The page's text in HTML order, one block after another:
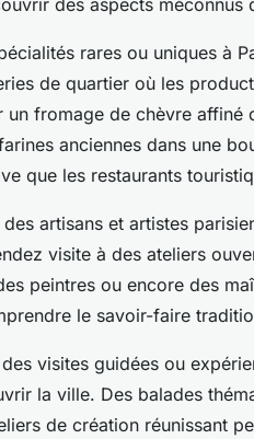
des aspects méconnus
rares ou uniques à
de quartier où les
un fromage de chèvre affiné
anciennes dans une
que les restaurants
artisans et artistes
visite à des ateliers
peintres ou encore des
le savoir-faire
visites guidées ou
la ville. Des balades
de création réunissant